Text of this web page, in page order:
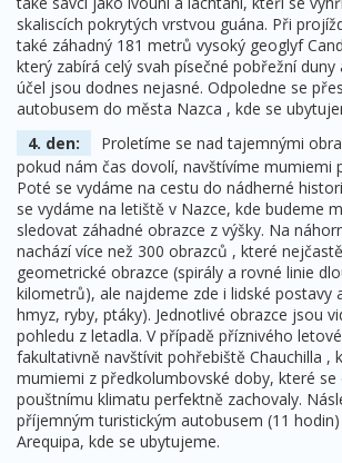
skaliscích pokrytých vrstvou guána. Při
také záhadný 181 metrů vysoký geoglyf
který zabírá celý svah písečné pobřežní
účel jsou dodnes nejasné. Odpoledne se
autobusem do města Nazca , kde se
4. den:
Proletíme se nad tajemnými
pokud nám čas dovolí, navštívíme mumiemi
Poté se vydáme na cestu do nádherné
se vydáme na letiště v Nazce, kde budeme
sledovat záhadné obrazce z výšky. Na
nachází více než 300 obrazců , které
geometrické obrazce (spirály a rovné linie
kilometrů), ale najdeme zde i lidské postavy
hmyz, ryby, ptáky). Jednotlivé obrazce jsou
pohledu z letadla. V případě příznivého
fakultativně navštívit pohřebiště Chauchilla ,
mumiemi z předkolumbovské doby, které se
pouštnímu klimatu perfektně zachovaly.
příjemným turistickým autobusem (11
Arequipa, kde se ubytujeme.